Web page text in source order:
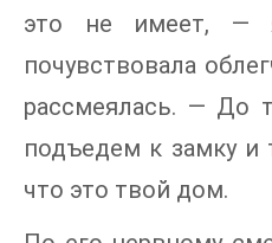
это не имеет, —
почувствовала
рассмеялась. — До
подъедем к замку
что это твой дом.